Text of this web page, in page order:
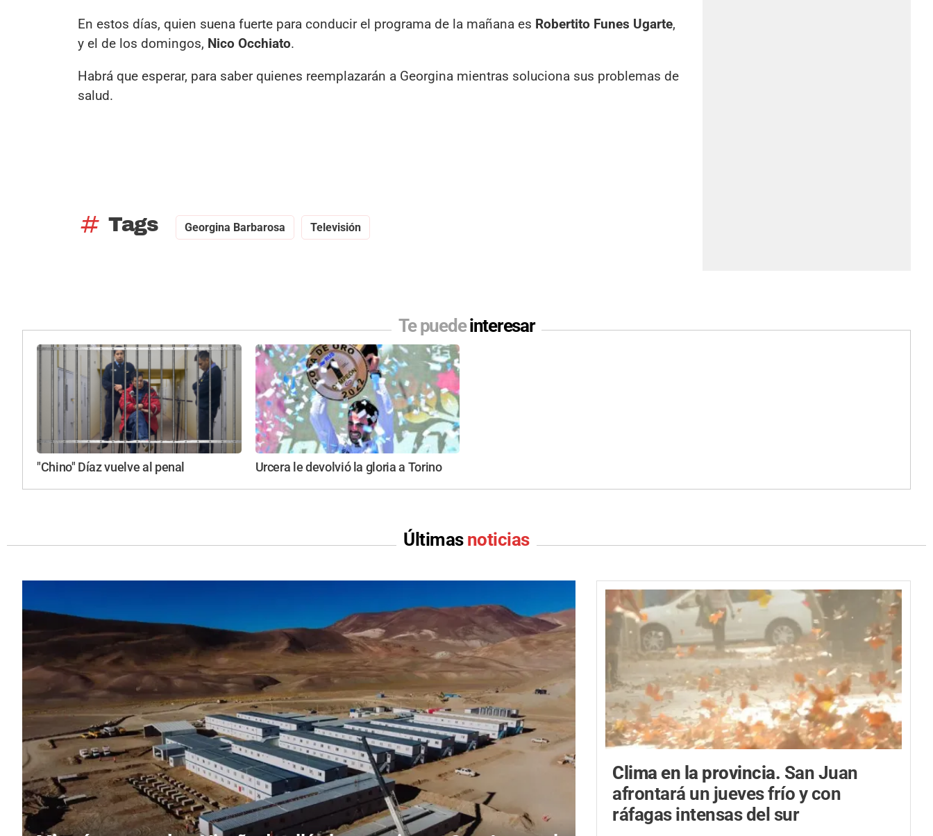
En estos días, quien suena fuerte para conducir el programa de la mañana es Robertito Funes Ugarte,
y el de los domingos, Nico Occhiato.
Habrá que esperar, para saber quienes reemplazarán a Georgina mientras soluciona sus problemas de
salud.
tag Tags Georgina Barbarosa Televisión
Te puedeinteresar
"Chino" Díaz vuelve al penal Urcera le devolvió la gloria a Torino
Últimas noticias
Clima en la provincia. San Juan
afrontará un jueves frío y con
ráfagas intensas del sur